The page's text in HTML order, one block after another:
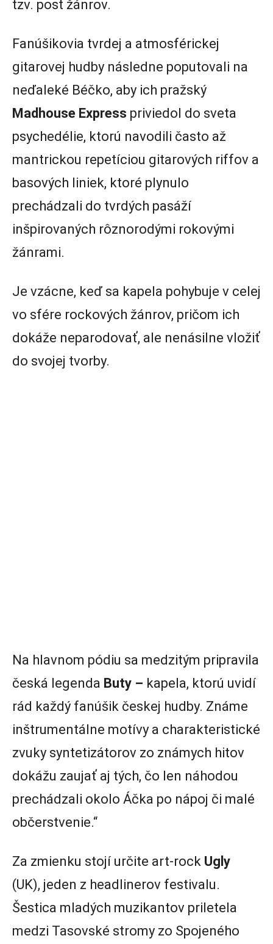
tzv. post žánrov.
Fanúšikovia tvrdej a atmosférickej
gitarovej hudby následne poputovali na
neďaleké Béčko, aby ich pražský
Madhouse Express priviedol do sveta
psychedélie, ktorú navodili často až
mantrickou repetíciou gitarových riffov a
basových liniek, ktoré plynulo
prechádzali do tvrdých pasáží
inšpirovaných rôznorodými rokovými
žánrami.
Je vzácne, keď sa kapela pohybuje v celej
vo sfére rockových žánrov, pričom ich
dokáže neparodovať, ale nenásilne vložiť
do svojej tvorby.
Na hlavnom pódiu sa medzitým pripravila
česká legenda Buty – kapela, ktorú uvidí
rád každý fanúšik českej hudby. Známe
inštrumentálne motívy a charakteristické
zvuky syntetizátorov zo známych hitov
dokážu zaujať aj tých, čo len náhodou
prechádzali okolo Áčka po nápoj či malé
občerstvenie.“
Za zmienku stojí určite art-rock Ugly
(UK), jeden z headlinerov festivalu.
Šestica mladých muzikantov priletela
medzi Tasovské stromy zo Spojeného